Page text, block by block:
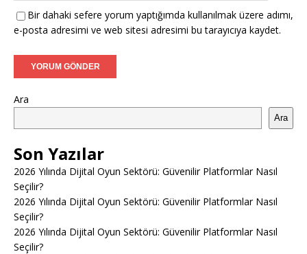
Bir dahaki sefere yorum yaptığımda kullanılmak üzere adımı,
e-posta adresimi ve web sitesi adresimi bu tarayıcıya kaydet.
Ara
Ara
Son Yazılar
2026 Yılında Dijital Oyun Sektörü: Güvenilir Platformlar Nasıl
Seçilir?
2026 Yılında Dijital Oyun Sektörü: Güvenilir Platformlar Nasıl
Seçilir?
2026 Yılında Dijital Oyun Sektörü: Güvenilir Platformlar Nasıl
Seçilir?